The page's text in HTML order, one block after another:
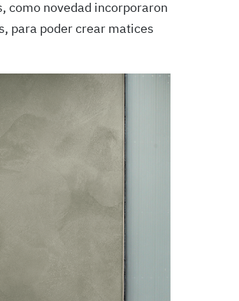
como novedad incorporaron
para poder crear matices